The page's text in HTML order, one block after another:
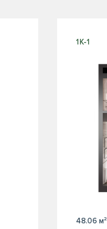
1К-1
48.06 м²